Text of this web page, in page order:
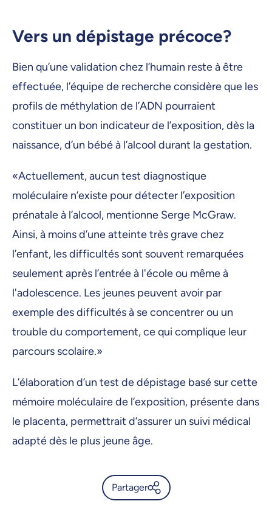
Vers un dépistage précoce?
Bien qu’une validation chez l’humain reste à être
effectuée, l’équipe de recherche considère que les
profils de méthylation de l’ADN pourraient
constituer un bon indicateur de l’exposition, dès la
naissance, d’un bébé à l’alcool durant la gestation.
«Actuellement, aucun test diagnostique
moléculaire n’existe pour détecter l’exposition
prénatale à l’alcool, mentionne Serge McGraw.
Ainsi, à moins d’une atteinte très grave chez
l’enfant, les difficultés sont souvent remarquées
seulement après l’entrée à l'école ou même à
l'adolescence. Les jeunes peuvent avoir par
exemple des difficultés à se concentrer ou un
trouble du comportement, ce qui complique leur
parcours scolaire.»
L’élaboration d’un test de dépistage basé sur cette
mémoire moléculaire de l’exposition, présente dans
le placenta, permettrait d’assurer un suivi médical
adapté dès le plus jeune âge.
Partager